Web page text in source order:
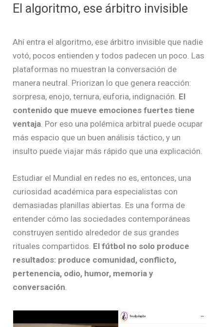
El algoritmo, ese árbitro invisible
Ahí entra el algoritmo, ese árbitro invisible que nadie
votó, pocos entienden y todos padecen un poco. Las
plataformas no muestran la conversación de
manera neutral. Priorizan lo que genera reacción:
sorpresa, enojo, ternura, euforia, indignación. El
contenido que mueve emociones fuertes tiene
ventaja . Por eso una polémica arbitral puede ocupar
más espacio que un buen análisis táctico, y un
insulto puede viajar más rápido que una explicación.
Estudiar el Mundial en redes no es, entonces, una
curiosidad académica para especialistas con
demasiadas planillas abiertas. Es una forma de
entender cómo las sociedades contemporáneas
construyen sentido alrededor de sus grandes
rituales compartidos. El fútbol no solo produce
resultados: produce comunidad, conflicto,
pertenencia, odio, humor, memoria y
conversación